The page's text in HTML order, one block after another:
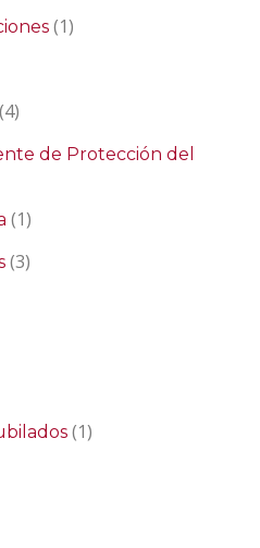
(1)
(4)
de Protección del
(1)
(3)
(1)